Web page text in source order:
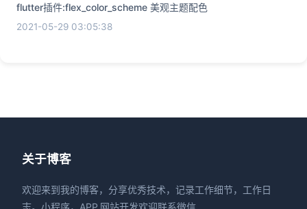
flutter插件:flex_color_scheme 美观主题配色
2021-05-29 03:05:38
关于博客
欢迎来到我的博客，分享优秀技术，记录工作细节，工作日
志。小程序，APP,网站开发欢迎联系微信